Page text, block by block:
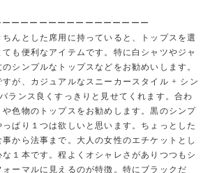
ーーーーーーーーーーーーーーー
んとした席用に持っていると、トップスを選
も便利なアイテムです。特に白シャツやジャ
シンプルなトップスなどをお勧めいします。
すが、カジュアルなスニーカースタイル + シン
ランス良くすっきりと見せてくれます。合わ
色物のトップスをお勧めします。黒のシンプ
ぱり１つは欲しいと思います。ちょっとした
から法事まで。大人の女性のエチケットとし
１本です。程よくオシャレさがありつつもシ
ーマルに見えるのが特徴。特にブラックだ